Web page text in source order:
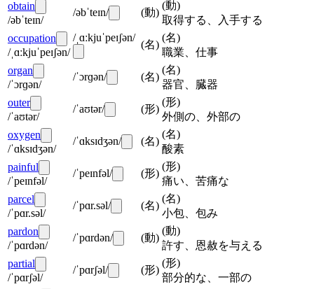
obtain
/əbˈteɪn/
/əbˈteɪn/ (動)
(動)
取得する、入手する
occupation
/ˌɑːkjuˈpeɪʃən/
/ˌɑːkjuˈpeɪʃən/
(名)
(名)
職業、仕事
organ
/ˈɔrɡən/
/ˈɔrɡən/ (名)
(名)
器官、臓器
outer
/ˈaʊtər/
/ˈaʊtər/ (形)
(形)
外側の、外部の
oxygen
/ˈɑksɪdʒən/
/ˈɑksɪdʒən/ (名)
(名)
酸素
painful
/ˈpeɪnfəl/
/ˈpeɪnfəl/ (形)
(形)
痛い、苦痛な
parcel
/ˈpɑr.səl/
/ˈpɑr.səl/ (名)
(名)
小包、包み
pardon
/ˈpɑrdən/
/ˈpɑrdən/ (動)
(動)
許す、恩赦を与える
partial
/ˈpɑrʃəl/
/ˈpɑrʃəl/ (形)
(形)
部分的な、一部の